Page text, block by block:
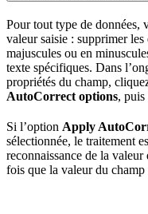
Pour tout type de données,
valeur saisie : supprimer les
majuscules ou en
texte spécifiques. Dans
propriétés du champ,
AutoCorrect options, puis
Si l’option Apply
sélectionnée, le traitement
reconnaissance de la
fois que la valeur du champ